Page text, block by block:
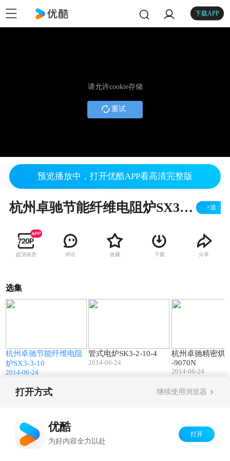
下载APP
请允许cookie存储
重试
预览播放中，打开优酷APP看高清完整版
杭州卓驰节能纤维电阻炉SX3-3-10 +追
超清画质 评论 收藏 下载 分享
选集
杭州卓驰节能纤维电阻
炉SX3-3-10
2014-06-24
管式电炉SK3-2-10-4
2014-06-24
杭州卓驰精密烘
-9070N
2014-06-24
打开方式 继续使用浏览器
优酷
为好内容全力以赴
打开